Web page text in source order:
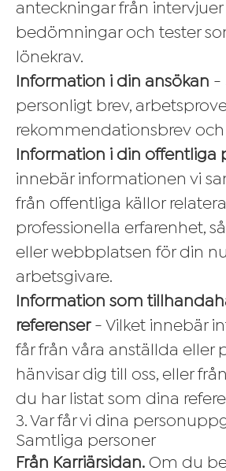
anteckningar från
bedömningar och tester
lönekrav.
Information i din ansökan -
personligt brev,
rekommendationsbrev
Information i din offentliga
innebär informationen vi
från offentliga källor
professionella erfarenhet,
eller webbplatsen för din
arbetsgivare.
Information som
referenser- Vilket innebär
får från våra anställda eller
hänvisar dig till oss, eller
du har listat som dina
3. Var får vi dina
Samtliga personer
Från Karriärsidan. Om du